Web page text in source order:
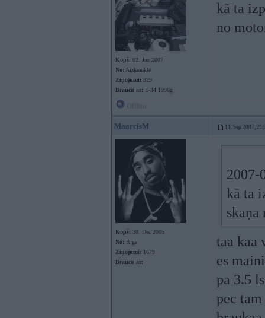
Kopš: 02. Jan 2007
No: Aizkraukle
Ziņojumi: 329
Braucu ar: E-34 1996g
kā ta
no
MaarcisM 11. Sep 2007,
Kopš: 30. Dec 2005
No: Rīga
Ziņojumi: 1679
Braucu ar:
2007-
kā ta
skaņa
taa kaa
es
pa 3.5
pec